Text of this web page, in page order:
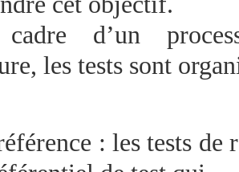
d’un
les tests sont
: les tests